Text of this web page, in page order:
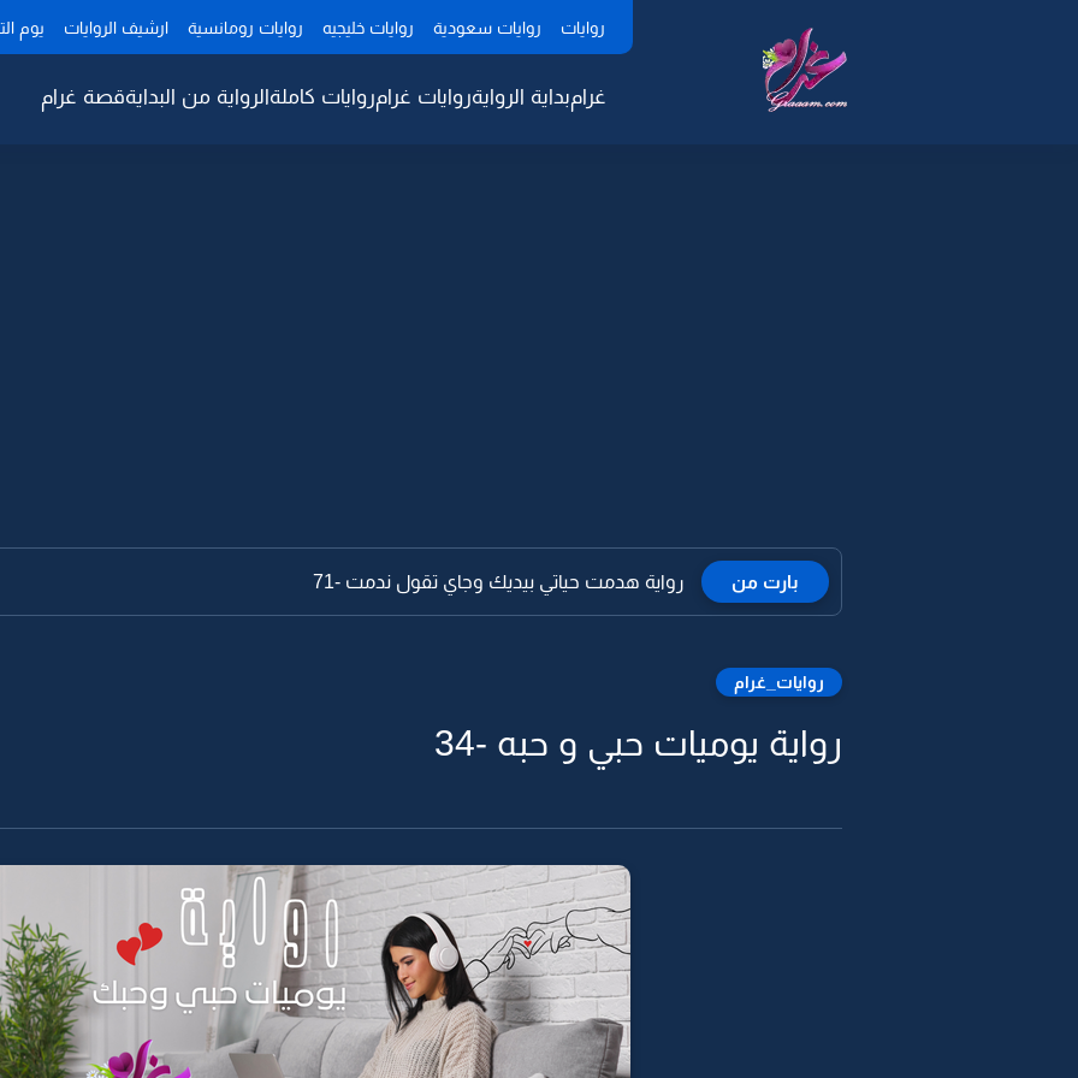
روايات روايات سعودية روايات خليجيه روايات رومانسية ارشيف الروايات يوم
غرامبداية الروايةروايات غرامروايات كاملةالرواية من البدايةقصة غرام
بارت من رواية هدمت حياتي بيديك وجاي تقول ندمت -71
روايات_غرام
رواية يوميات حبي و حبه -34